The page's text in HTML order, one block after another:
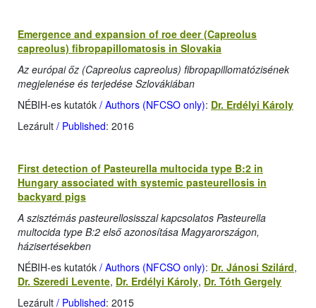
Emergence and expansion of roe deer (Capreolus
capreolus) fibropapillomatosis in Slovakia
Az európai őz (Capreolus capreolus) fibropapillomatózisének
megjelenése és terjedése Szlovákiában
NÉBIH-es kutatók / Authors (NFCSO only): Dr. Erdélyi Károly
Lezárult / Published: 2016
First detection of Pasteurella multocida type B:2 in
Hungary associated with systemic pasteurellosis in
backyard pigs
A szisztémás pasteurellosisszal kapcsolatos Pasteurella
multocida type B:2 első azonosítása Magyarországon,
házisertésekben
NÉBIH-es kutatók / Authors (NFCSO only): Dr. Jánosi Szilárd,
Dr. Szeredi Levente, Dr. Erdélyi Károly, Dr. Tóth Gergely
Lezárult / Published: 2015